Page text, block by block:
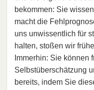
bekommen: Sie
macht die
uns unwissentlich für
halten, stoßen wir
Immerhin: Sie können
Selbstüberschätzung
bereits, indem Sie